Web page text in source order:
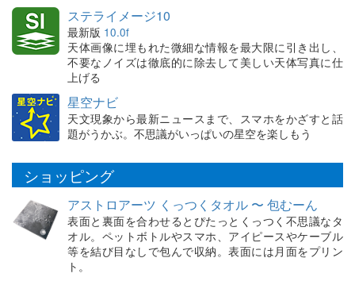
ステライメージ10
最新版 10.0f
天体画像に埋もれた微細な情報を最大限に引き出し、
不要なノイズは徹底的に除去して美しい天体写真に仕
上げる
星空ナビ
天文現象から最新ニュースまで、スマホをかざすと話
題がうかぶ。不思議がいっぱいの星空を楽しもう
ショッピング
アストロアーツ くっつくタオル 〜 包むーん
表面と裏面を合わせるとぴたっとくっつく不思議なタ
オル。ペットボトルやスマホ、アイピースやケーブル
等を結び目なしで包んで収納。表面には月面をプリン
ト。